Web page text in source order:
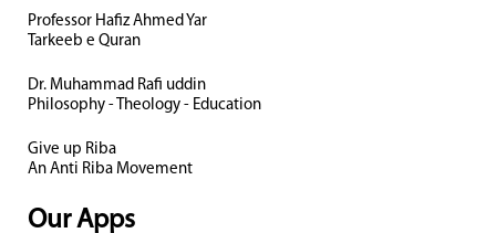
Professor Hafiz Ahmed Yar
Tarkeeb e Quran
Dr. Muhammad Rafi uddin
Philosophy - Theology - Education
Give up Riba
An Anti Riba Movement
Our Apps